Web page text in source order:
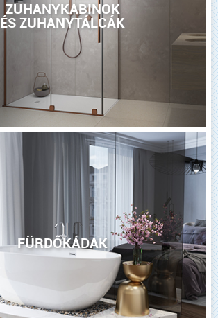
ZUHANYKABINOK
ÉS ZUHANYTÁLCÁK
FÜRDŐKÁDAK